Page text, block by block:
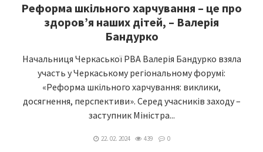
Реформа шкільного харчування – це про
здоровʼя наших дітей, – Валерія
Бандурко
Начальниця Черкаської РВА Валерія Бандурко взяла
участь у Черкаському регіональному форумі:
«Реформа шкільного харчування: виклики,
досягнення, перспективи». Серед учасників заходу –
заступник Міністра...
22. 02. 2024 439 0